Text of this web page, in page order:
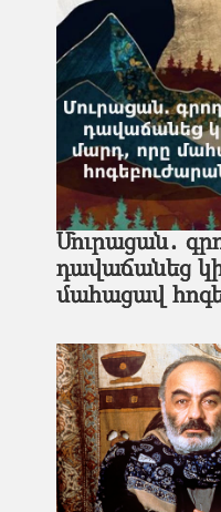
Մուրացան․
դավաճանեց
մահացավ